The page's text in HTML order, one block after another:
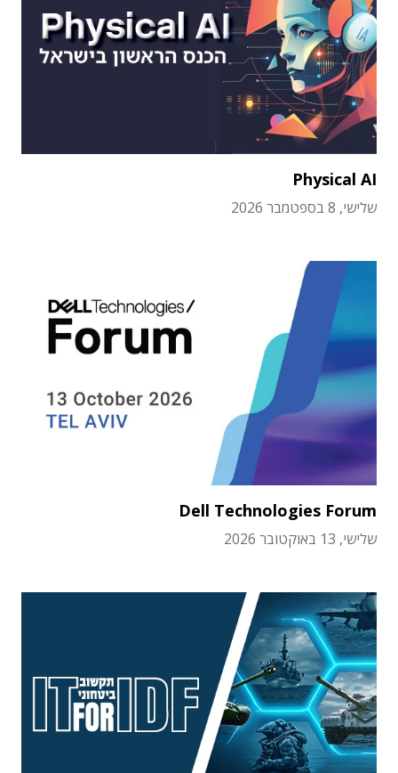
Physical AI
שלישי, 8 בספטמבר 2026
Dell Technologies Forum
שלישי, 13 באוקטובר 2026